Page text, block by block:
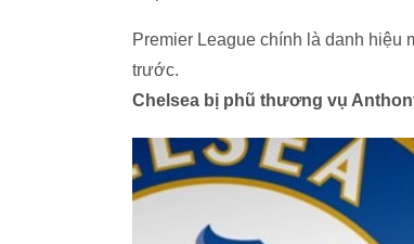
Premier League chính là danh hiệu
trước.
Chelsea bị phũ thương vụ